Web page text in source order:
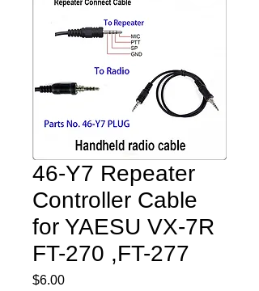
46-Y7 Repeater
Controller Cable
for YAESU VX-7R
FT-270 ,FT-277
$6.00価